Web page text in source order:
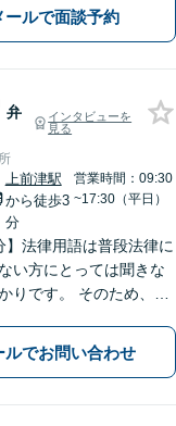
。納得感の高い、最善
て尽力いたします【土
ールで面談予約
弁
インタビューを
見る
上前津駅
から徒歩3
分
営業時間：09:30
~17:30（平日）
】法律用語は普段法律に
い方にとっては聞きな
りです。 そのため、な
明させていただきま
策は何なのかを共に考
ルでお問い合わせ